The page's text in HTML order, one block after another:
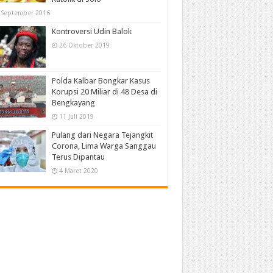
2016
Kontroversi Udin Balok
26 Oktober 2019
Polda Kalbar Bongkar Kasus
Korupsi 20 Miliar di 48 Desa di
Bengkayang
11 Juli 2019
Pulang dari Negara Tejangkit
Corona, Lima Warga Sanggau
Terus Dipantau
4 Maret 2020